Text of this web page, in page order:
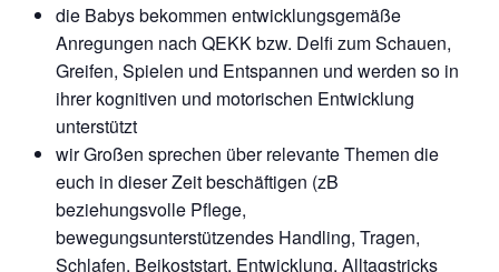
die Babys bekommen entwicklungsgemäße
Anregungen nach QEKK bzw. Delfi zum Schauen,
Greifen, Spielen und Entspannen und werden so in
ihrer kognitiven und motorischen Entwicklung
unterstützt
wir Großen sprechen über relevante Themen die
euch in dieser Zeit beschäftigen (zB
beziehungsvolle Pflege,
bewegungsunterstützendes Handling, Tragen,
Schlafen, Beikoststart, Entwicklung, Alltagstricks